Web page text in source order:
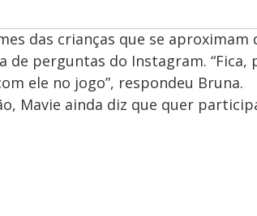
das crianças que se aproximam
de perguntas do Instagram.
ele no jogo”, respondeu Bruna.
Mavie ainda diz que quer